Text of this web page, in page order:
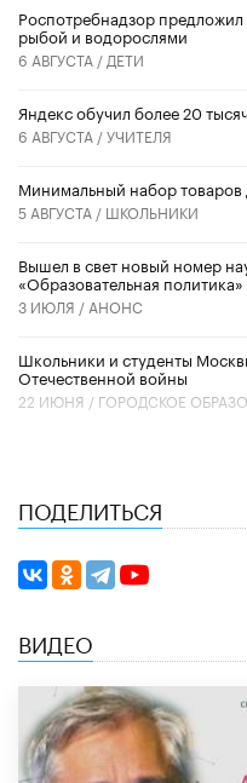
Роспотребнадзор
рыбой и водорослями
6 АВГУСТА / ДЕТИ
​Яндекс обучил более 20
6 АВГУСТА /УЧИТЕЛЯ
Минимальный набор
5 АВГУСТА / ШКОЛЬНИКИ
Вышел в свет новый номер
«Образовательная
3 ИЮЛЯ / АНОНС
Школьники и студенты
Отечественной войны
22 ИЮНЯ / ГОРОДСКОЕ
ПОДЕЛИТЬСЯ
ВИДЕО